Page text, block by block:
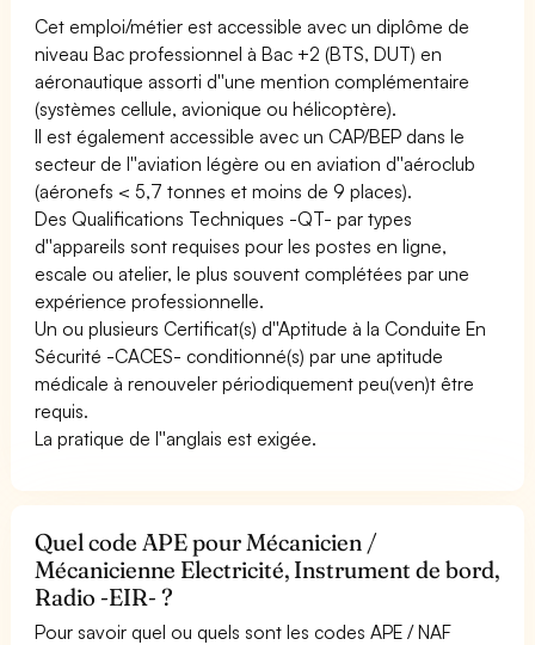
Cet emploi/métier est accessible avec un diplôme de
niveau Bac professionnel à Bac +2 (BTS, DUT) en
aéronautique assorti d''une mention complémentaire
(systèmes cellule, avionique ou hélicoptère).
Il est également accessible avec un CAP/BEP dans le
secteur de l''aviation légère ou en aviation d''aéroclub
(aéronefs < 5,7 tonnes et moins de 9 places).
Des Qualifications Techniques -QT- par types
d''appareils sont requises pour les postes en ligne,
escale ou atelier, le plus souvent complétées par une
expérience professionnelle.
Un ou plusieurs Certificat(s) d''Aptitude à la Conduite En
Sécurité -CACES- conditionné(s) par une aptitude
médicale à renouveler périodiquement peu(ven)t être
requis.
La pratique de l''anglais est exigée.
Quel code APE pour Mécanicien /
Mécanicienne Electricité, Instrument de bord,
Radio -EIR- ?
Pour savoir quel ou quels sont les codes APE / NAF